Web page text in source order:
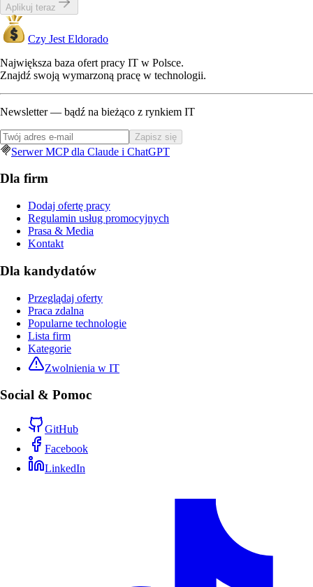
Aplikuj teraz
Czy Jest Eldorado
Największa baza ofert pracy IT w Polsce.
Znajdź swoją wymarzoną pracę w technologii.
Newsletter — bądź na bieżąco z rynkiem IT
Zapisz się
Serwer MCP dla Claude i ChatGPT
Dla firm
Dodaj ofertę pracy
Regulamin usług promocyjnych
Prasa & Media
Kontakt
Dla kandydatów
Przeglądaj oferty
Praca zdalna
Popularne technologie
Lista firm
Kategorie
Zwolnienia w IT
Social & Pomoc
GitHub
Facebook
LinkedIn